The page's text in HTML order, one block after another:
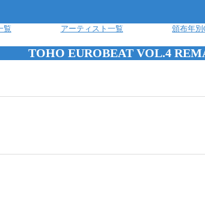
覧 アーティスト一覧 頒布年別
TOHO EUROBEAT VOL.4